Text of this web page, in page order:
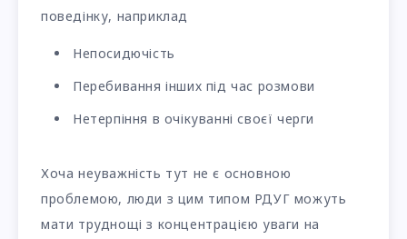
поведінку, наприклад
Непосидючість
Перебивання інших під час розмови
Нетерпіння в очікуванні своєї черги
Хоча неуважність тут не є основною
проблемою, люди з цим типом РДУГ можуть
мати труднощі з концентрацією уваги на